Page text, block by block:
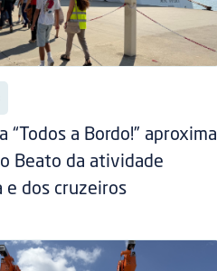
“Todos a Bordo!” aproxima
Beato da atividade
e dos cruzeiros